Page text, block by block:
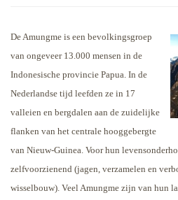
De Amungme is een bevolkingsgroep
van ongeveer 13.000 mensen in de
Indonesische provincie Papua. In de
Nederlandse tijd leefden ze in 17
valleien en bergdalen aan de zuidelijke
flanken van het centrale hooggebergte
van Nieuw-Guinea. Voor hun
zelfvoorzienend (jagen, verzamelen en
wisselbouw). Veel Amungme zijn van hun